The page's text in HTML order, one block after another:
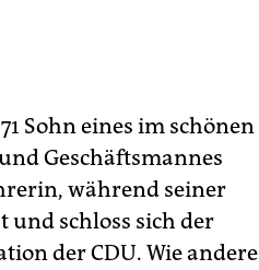
Sohn eines im schönen
Geschäftsmannes
während seiner
und schloss sich der
der CDU. Wie andere